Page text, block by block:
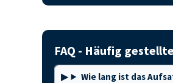
FAQ - Häufig
Wie lang ist das